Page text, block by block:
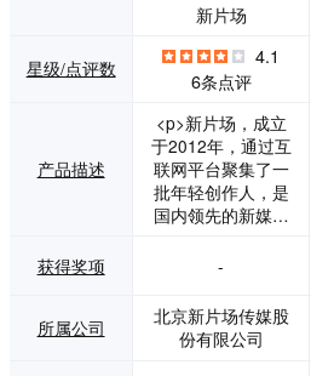
新片场
星级/点评数
4.1
6条点评
产品描述
<p>新片场，成立
于2012年，通过互
联网平台聚集了一
批年轻创作人，是
国内领先的新媒体
集团、红杉资本、
中瑞、天星资本、
完美世界、孚惠资
获得奖项 -
所属公司
北京新片场传媒股
份有限公司